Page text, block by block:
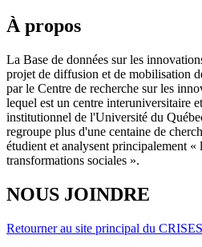
À propos
La Base de données sur les
projet de diffusion et de mobilisation
par le Centre de recherche sur les
lequel est un centre interuniversitaire
institutionnel de l'Université du
regroupe plus d'une centaine de
étudient et analysent principalement «
transformations sociales ».
NOUS JOINDRE
Retourner au site principal du CRISES